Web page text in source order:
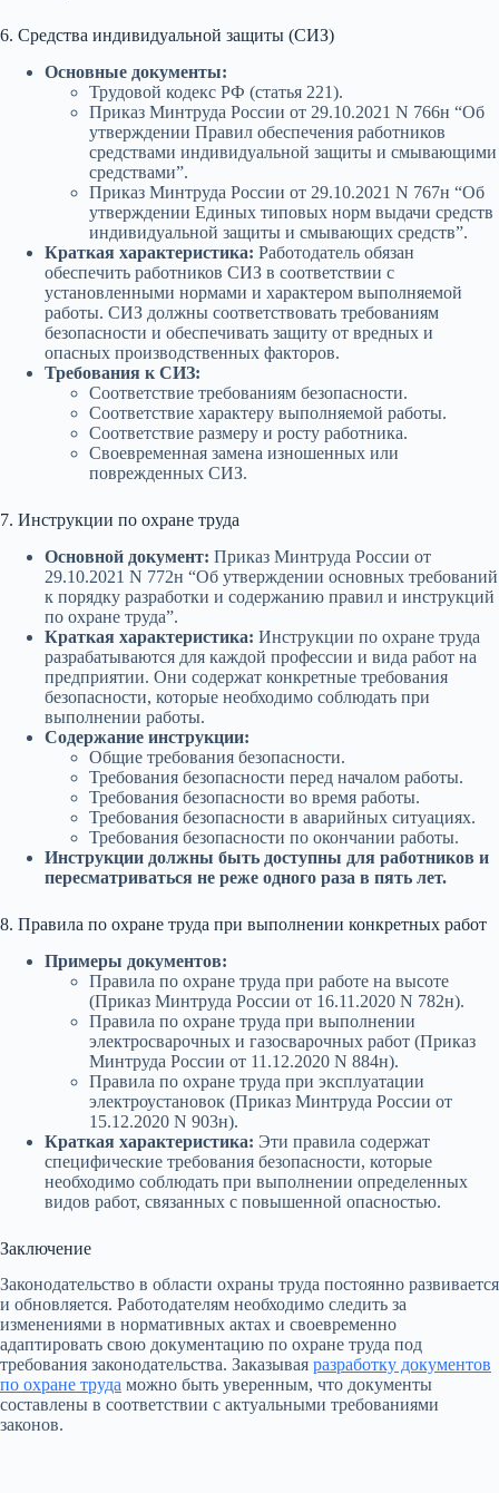
6. Средства индивидуальной защиты (СИЗ)
Основные документы:
Трудовой кодекс РФ (статья 221).
Приказ Минтруда России от 29.10.2021 N 766н “Об
утверждении Правил обеспечения работников
средствами индивидуальной защиты и смывающими
средствами”.
Приказ Минтруда России от 29.10.2021 N 767н “Об
утверждении Единых типовых норм выдачи средств
индивидуальной защиты и смывающих средств”.
Краткая характеристика: Работодатель обязан
обеспечить работников СИЗ в соответствии с
установленными нормами и характером выполняемой
работы. СИЗ должны соответствовать требованиям
безопасности и обеспечивать защиту от вредных и
опасных производственных факторов.
Требования к СИЗ:
Соответствие требованиям безопасности.
Соответствие характеру выполняемой работы.
Соответствие размеру и росту работника.
Своевременная замена изношенных или
поврежденных СИЗ.
7. Инструкции по охране труда
Основной документ: Приказ Минтруда России от
29.10.2021 N 772н “Об утверждении основных требований
к порядку разработки и содержанию правил и инструкций
по охране труда”.
Краткая характеристика: Инструкции по охране труда
разрабатываются для каждой профессии и вида работ на
предприятии. Они содержат конкретные требования
безопасности, которые необходимо соблюдать при
выполнении работы.
Содержание инструкции:
Общие требования безопасности.
Требования безопасности перед началом работы.
Требования безопасности во время работы.
Требования безопасности в аварийных ситуациях.
Требования безопасности по окончании работы.
Инструкции должны быть доступны для работников и
пересматриваться не реже одного раза в пять лет.
8. Правила по охране труда при выполнении конкретных работ
Примеры документов:
Правила по охране труда при работе на высоте
(Приказ Минтруда России от 16.11.2020 N 782н).
Правила по охране труда при выполнении
электросварочных и газосварочных работ (Приказ
Минтруда России от 11.12.2020 N 884н).
Правила по охране труда при эксплуатации
электроустановок (Приказ Минтруда России от
15.12.2020 N 903н).
Краткая характеристика: Эти правила содержат
специфические требования безопасности, которые
необходимо соблюдать при выполнении определенных
видов работ, связанных с повышенной опасностью.
Заключение
Законодательство в области охраны труда постоянно развивается
и обновляется. Работодателям необходимо следить за
изменениями в нормативных актах и своевременно
адаптировать свою документацию по охране труда под
требования законодательства. Заказывая разработку документов
по охране труда можно быть уверенным, что документы
составлены в соответствии с актуальными требованиями
законов.